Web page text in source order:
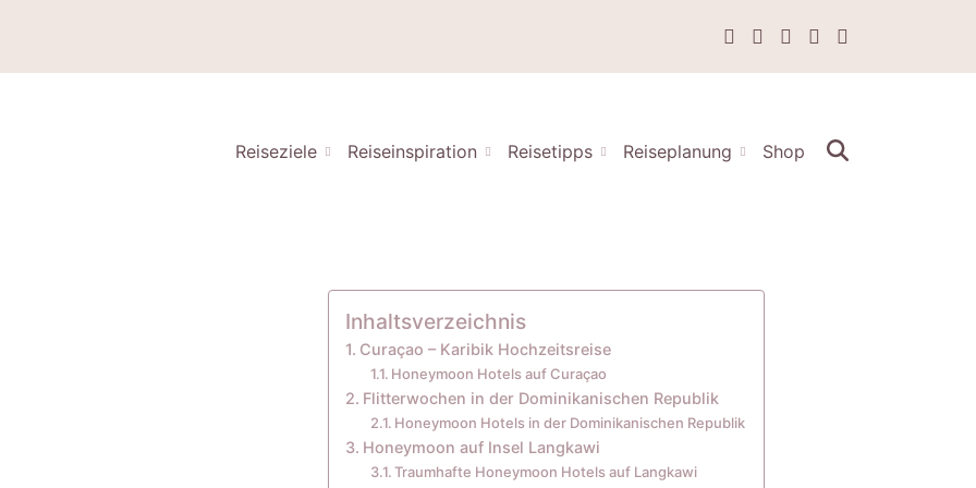
Reiseziele Reiseinspiration Reisetipps Reiseplanung Shop
Inhaltsverzeichnis
Curaçao – Karibik Hochzeitsreise
Honeymoon Hotels auf Curaçao
Flitterwochen in der Dominikanischen Republik
Honeymoon Hotels in der Dominikanischen Republik
Honeymoon auf Insel Langkawi
Traumhafte Honeymoon Hotels auf Langkawi